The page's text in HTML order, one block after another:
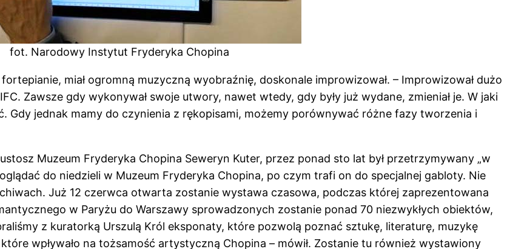
fot. Narodowy Instytut Fryderyka Chopina
miał ogromną muzyczną wyobraźnię, doskonale improwizował. – Improwizował dużo
Zawsze gdy wykonywał swoje utwory, nawet wtedy, gdy były już wydane, zmieniał je. W jaki
Gdy jednak mamy do czynienia z rękopisami, możemy porównywać różne fazy tworzenia i
Muzeum Fryderyka Chopina Seweryn Kuter, przez ponad sto lat był przetrzymywany „w
do niedzieli w Muzeum Fryderyka Chopina, po czym trafi on do specjalnej gabloty. Nie
Już 12 czerwca otwarta zostanie wystawa czasowa, podczas której zaprezentowana
w Paryżu do Warszawy sprowadzonych zostanie ponad 70 niezwykłych obiektów,
z kuratorką Urszulą Król eksponaty, które pozwolą poznać sztukę, literaturę, muzykę
wpływało na tożsamość artystyczną Chopina – mówił. Zostanie tu również wystawiony